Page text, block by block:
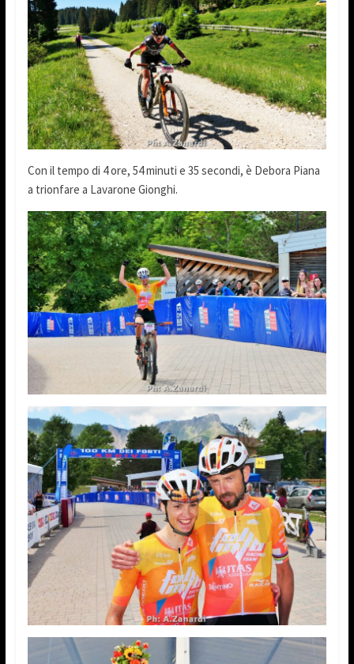
Con il tempo di 4 ore, 54 minuti e 35 secondi, è Debora Piana
a trionfare a Lavarone Gionghi.